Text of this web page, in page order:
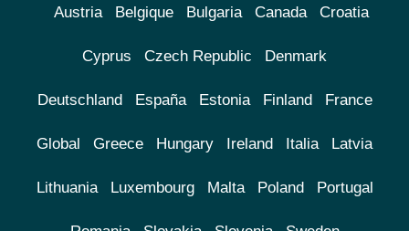
Austria Belgique Bulgaria Canada Croatia
Cyprus Czech Republic Denmark
Deutschland España Estonia Finland France
Global Greece Hungary Ireland Italia Latvia
Lithuania Luxembourg Malta Poland Portugal